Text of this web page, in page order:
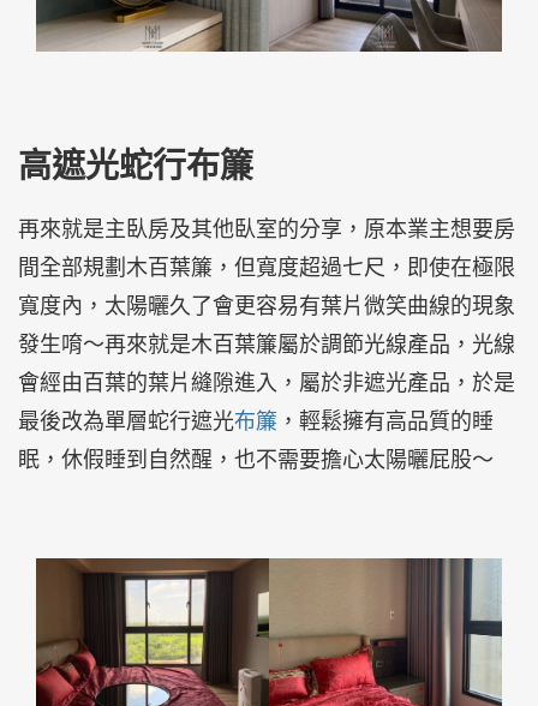
高遮光蛇行布簾
再來就是主臥房及其他臥室的分享，原本業主想要房
間全部規劃木百葉簾，但寬度超過七尺，即使在極限
寬度內，太陽曬久了會更容易有葉片微笑曲線的現象
發生唷～再來就是木百葉簾屬於調節光線產品，光線
會經由百葉的葉片縫隙進入，屬於非遮光產品，於是
最後改為單層蛇行遮光布簾 ，輕鬆擁有高品質的睡
眠，休假睡到自然醒，也不需要擔心太陽曬屁股～